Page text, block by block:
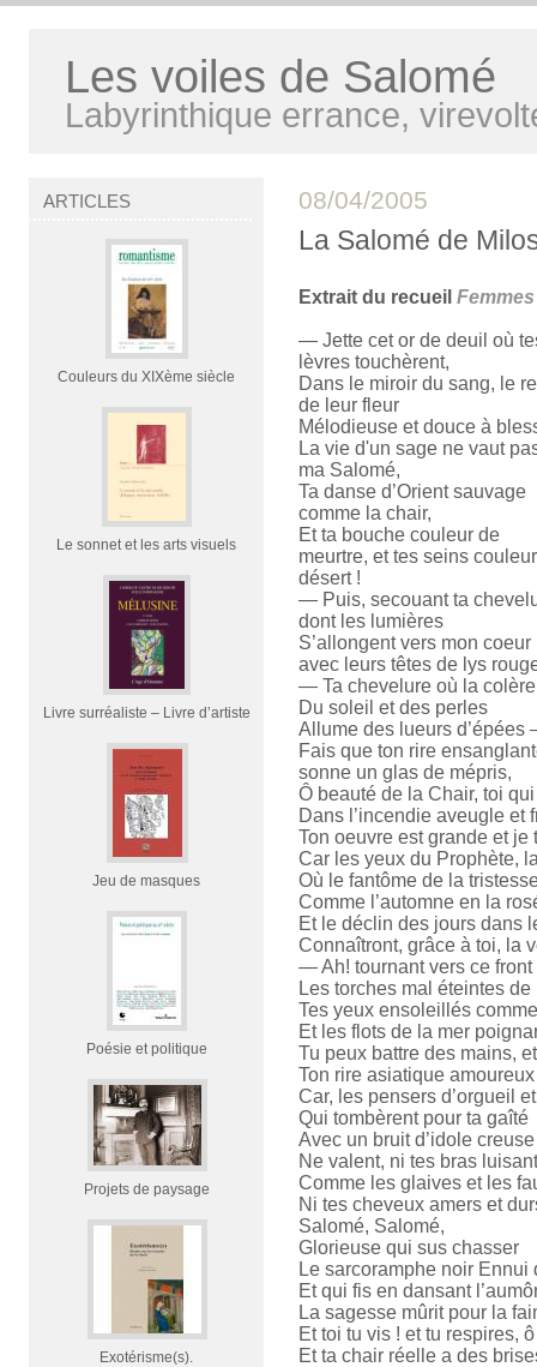
Les voiles de Salomé
Labyrinthique errance,
ARTICLES
Couleurs du XIXème siècle
Le sonnet et les arts visuels
Livre surréaliste – Livre d’artiste
Jeu de masques
Poésie et politique
Projets de paysage
Exotérisme(s).
08/04/2005
La Salomé de
Extrait du recueil
— Jette cet or de deuil où
lèvres touchèrent,
Dans le miroir du sang, le
de leur fleur
Mélodieuse et douce à
La vie d'un sage ne vaut
ma Salomé,
Ta danse d’Orient sauvage
comme la chair,
Et ta bouche couleur de
meurtre, et tes seins
désert !
— Puis, secouant ta
dont les lumières
S’allongent vers mon coeur
avec leurs têtes de lys
— Ta chevelure où la colère
Du soleil et des perles
Allume des lueurs d’épées
Fais que ton rire
sonne un glas de mépris,
Ô beauté de la Chair, toi
Dans l’incendie aveugle et
Ton oeuvre est grande et je
Car les yeux du Prophète,
Où le fantôme de la
Comme l’automne en la
Et le déclin des jours dans
Connaîtront, grâce à toi, la
— Ah! tournant vers ce
Les torches mal éteintes de
Tes yeux ensoleillés
Et les flots de la mer
Tu peux battre des mains,
Ton rire asiatique
Car, les pensers d’orgueil
Qui tombèrent pour ta gaîté
Avec un bruit d’idole
Ne valent, ni tes bras
Comme les glaives et les
Ni tes cheveux amers et
Salomé, Salomé,
Glorieuse qui sus chasser
Le sarcoramphe noir Ennui
Et qui fis en dansant
La sagesse mûrit pour la
Et toi tu vis ! et tu respires,
Et ta chair réelle a des